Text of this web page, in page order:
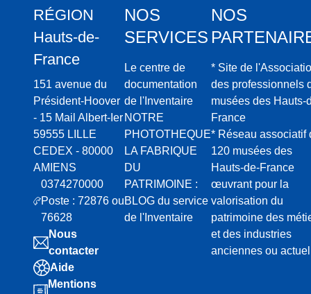
RÉGION
Hauts-de-
France
151 avenue du
Président-Hoover
- 15 Mail Albert-Ier
59555 LILLE
CEDEX - 80000
AMIENS
0374270000
Poste : 72876 ou
76628
Nous
contacter
Aide
Mentions
NOS
SERVICES
Le centre de
documentation
de l'Inventaire
NOTRE
PHOTOTHEQUE
LA FABRIQUE
DU
PATRIMOINE :
BLOG du service
de l'Inventaire
NOS
* Site de
des professionnels
musées des Hauts-
France
* Réseau associatif
120 musées des
Hauts-de-France
œuvrant pour la
valorisation du
patrimoine des
et des industries
anciennes ou